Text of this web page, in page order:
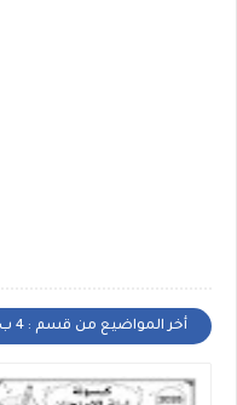
أخر المواضيع من قسم : 4 ب ترم 2